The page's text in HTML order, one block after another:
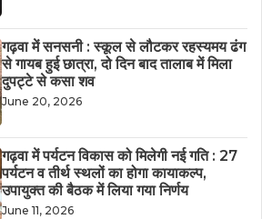
गढ़वा में सनसनी : स्कूल से लौटकर रहस्यमय ढंग
से गायब हुई छात्रा, दो दिन बाद तालाब में मिला
दुपट्टे से कसा शव
June 20, 2026
गढ़वा में पर्यटन विकास को मिलेगी नई गति : 27
पर्यटन व तीर्थ स्थलों का होगा कायाकल्प,
उपायुक्त की बैठक में लिया गया निर्णय
June 11, 2026